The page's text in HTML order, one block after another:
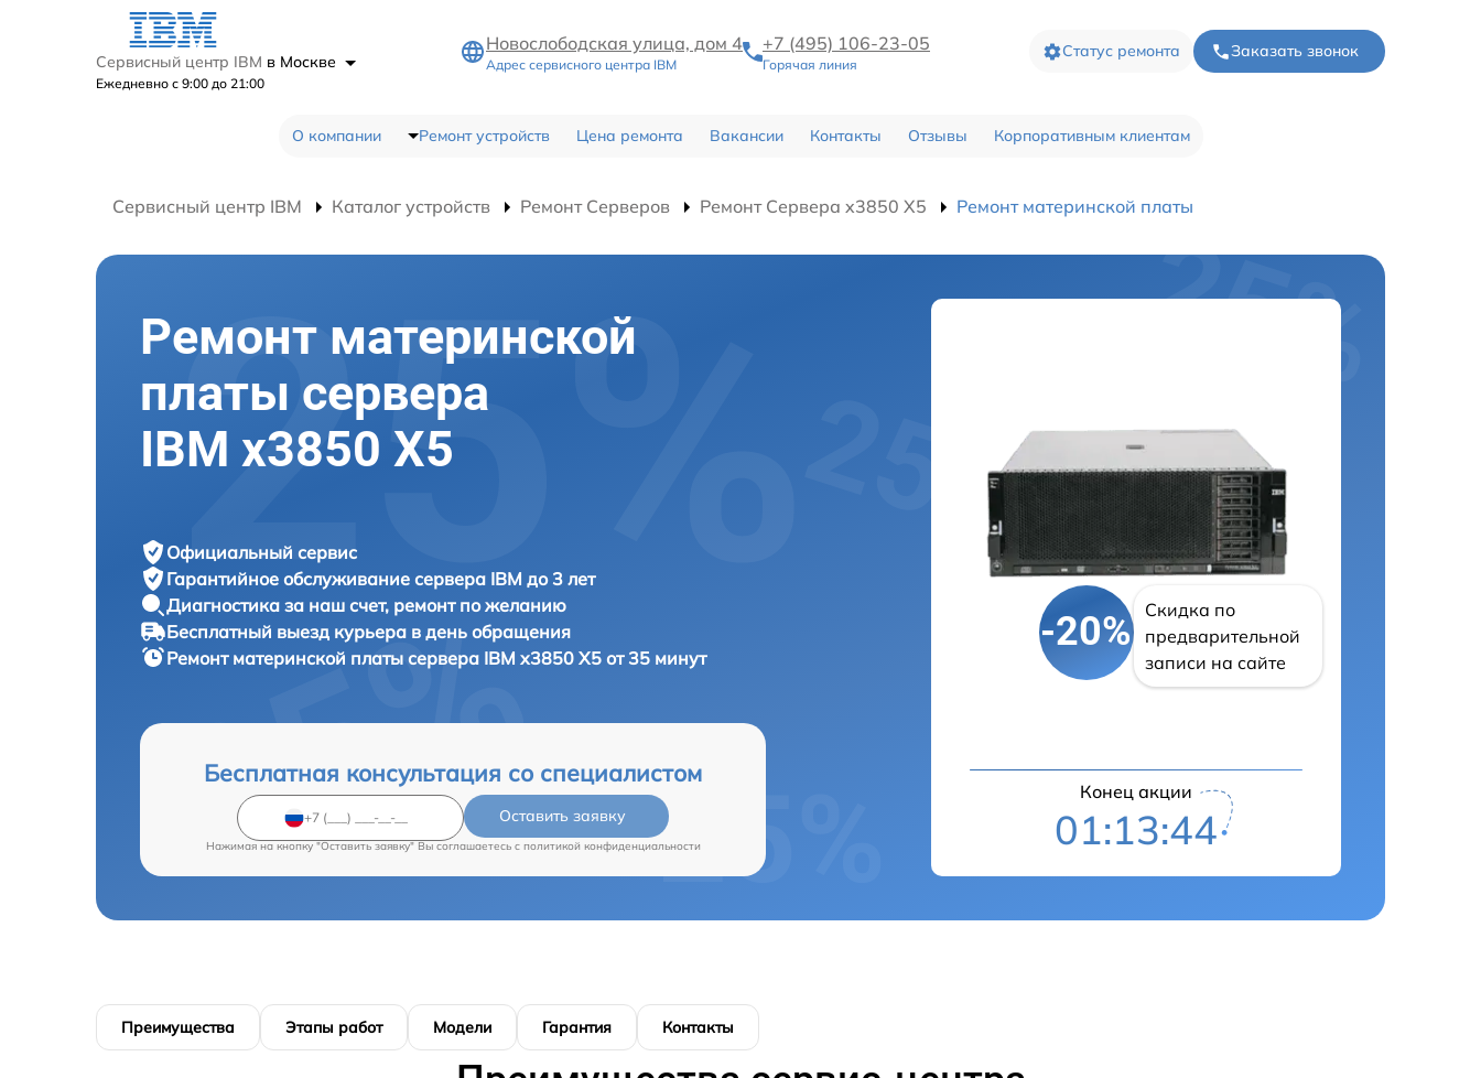
Сервисный центр IBM в Москве
Ежедневно с 9:00 до 21:00
Новослободская улица, дом 4
Адрес сервисного центра IBM
+7 (495) 106-23-05
Горячая линия
Статус ремонта Заказать звонок
О компании Ремонт устройств Цена ремонта Вакансии Контакты Отзывы Корпоративным клиентам
Сервисный центр IBM Каталог устройств Ремонт Серверов Ремонт Сервера x3850 X5 Ремонт материнской платы
Ремонт материнской
платы сервера
IBM x3850 X5
Официальный сервис
Гарантийное обслуживание сервера IBM до 3 лет
Диагностика за наш счет, ремонт по желанию
Бесплатный выезд курьера в день обращения
Ремонт материнской платы сервера IBM x3850 X5 от 35 минут
Бесплатная консультация со специалистом
Оставить заявку
Нажимая на кнопку "Оставить заявку" Вы соглашаетесь c политикой конфиденциальности
-20%
Скидка по
предварительной
записи на сайте
Конец акции
01:13:43
Преимущества Этапы работ Модели Гарантия Контакты